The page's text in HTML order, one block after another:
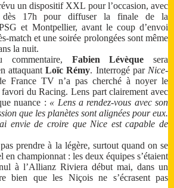
un dispositif XXL pour l’occasion, avec
dès 17h pour diffuser la finale de la
et Montpellier, avant le coup d’envoi
match et une soirée prolongées sont même
la nuit.
commentaire, Fabien Lévèque sera
attaquant Loïc Rémy. Interrogé par Nice-
France TV n’a pas cherché à noyer le
du Racing. Lens part clairement avec
nuance : « Lens a rendez-vous avec son
que les planètes sont alignées pour eux.
envie de croire que Nice est capable de
prendre à la légère, surtout quand on se
en championnat : les deux équipes s’étaient
à l’Allianz Riviera début mai, dans un
bien que les Niçois ne s’écrasent pas